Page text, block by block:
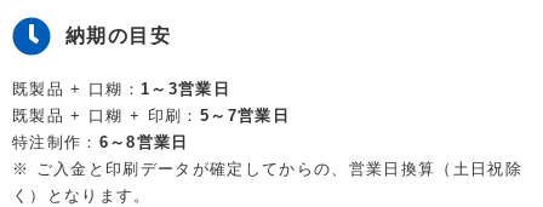
納期の目安
既製品 + 口糊：1～3営業日
既製品 + 口糊 + 印刷： 5～7営業日
特注制作： 6～8営業日
※ ご入金と印刷データが確定してからの、営業日換算（土日祝除
く）となります。